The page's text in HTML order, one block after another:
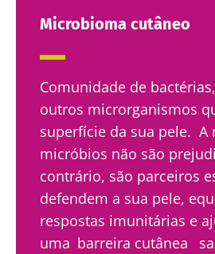
Microbioma cutâneo
Comunidade de
outros microrganismos
superfície da sua pele. A
micróbios não são
contrário, são parceiros
defendem a sua pele,
respostas imunitárias e
uma barreira cutânea